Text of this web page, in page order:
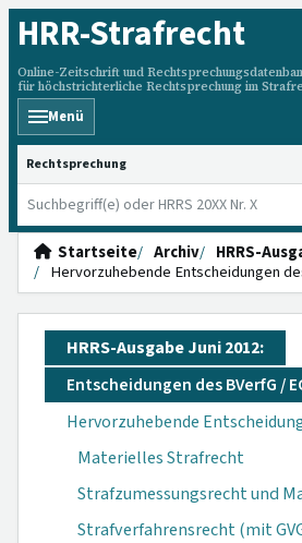
HRR-Strafrecht
Online-Zeitschrift und
für höchstrichterliche Rechtsprechung im
Menü
HRRS durchsuchen
Startseite Archiv HRRS-
Hervorzuhebende Entscheidungen
HRRS-Ausgabe Juni 2012:
Entscheidungen des BVerfG /
Hervorzuhebende
Materielles Strafrecht
Strafzumessungsrecht und
Strafverfahrensrecht (mit